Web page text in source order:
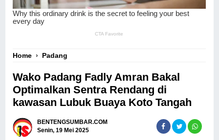
Home › Padang
Wako Padang Fadly Amran Bakal
Optimalkan Sentra Rendang di
kawasan Lubuk Buaya Koto Tangah
BENTENGSUMBAR.COM
Senin, 19 Mei 2025